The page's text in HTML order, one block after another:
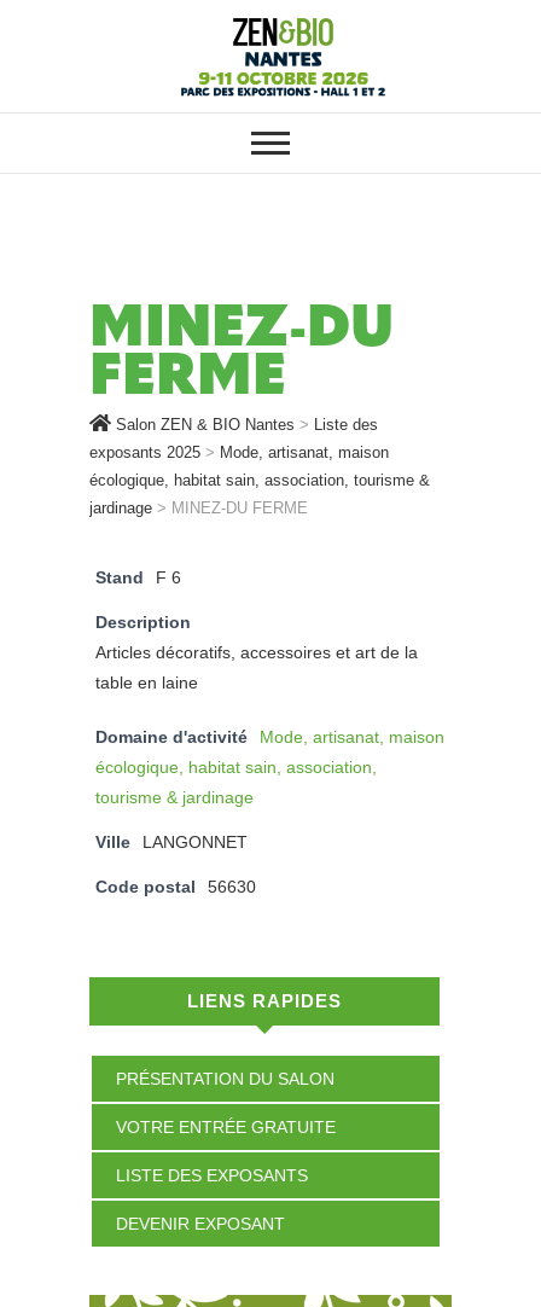
Salon ZEN & BIO
Nantes
SALON ZEN & BIO NANTES :
VOTRE SALON BIO, BIEN-ÊTRE
ET HABITAT SAIN
MINEZ-DU
FERME
Salon ZEN & BIO Nantes > Liste des
exposants 2025 > Mode, artisanat, maison
écologique, habitat sain, association, tourisme &
jardinage > MINEZ-DU FERME
Stand F 6
Description
Articles décoratifs, accessoires et art de la
table en laine
Domaine d'activité
Mode, artisanat, maison
écologique, habitat sain, association,
tourisme & jardinage
Ville LANGONNET
Code postal 56630
LIENS RAPIDES
PRÉSENTATION DU SALON
VOTRE ENTRÉE GRATUITE
LISTE DES EXPOSANTS
DEVENIR EXPOSANT